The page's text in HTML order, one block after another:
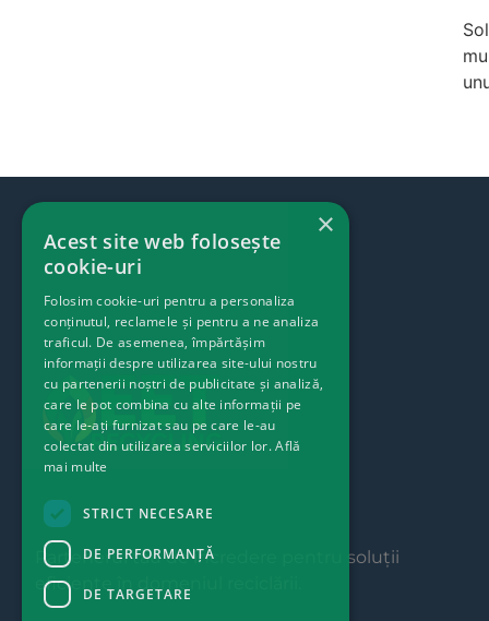
Partenerul tău de încredere pentru soluții
eficiente în domeniul reciclării.
×
Acest site web folosește
cookie-uri
Folosim cookie-uri pentru a personaliza
conținutul, reclamele și pentru a ne analiza
traficul. De asemenea, împărtășim
informații despre utilizarea site-ului nostru
cu partenerii noștri de publicitate și analiză,
care le pot combina cu alte informații pe
care le-ați furnizat sau pe care le-au
colectat din utilizarea serviciilor lor.Află
mai multe
STRICT NECESARE
DE PERFORMANȚĂ
DE TARGETARE